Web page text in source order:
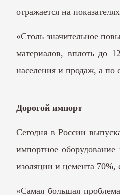
отражается на
«Столь значительное
материалов, вплоть до
населения и продаж, а по
Дорогой импорт
Сегодня в России
импортное
изоляции и цемента 70%,
«Самая большая